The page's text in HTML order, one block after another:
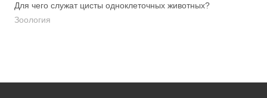
Для чего служат цисты одноклеточных животных?
Зоология